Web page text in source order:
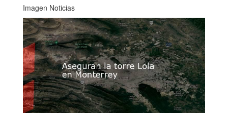
Imagen Noticias